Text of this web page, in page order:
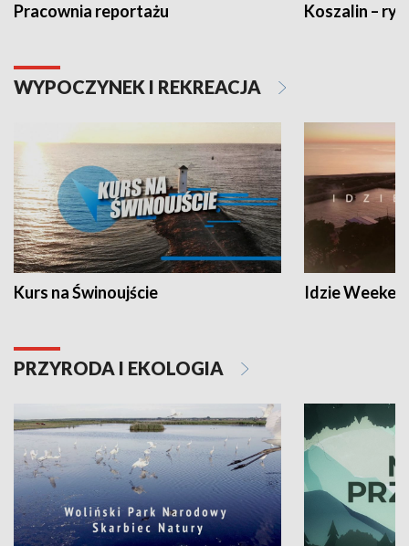
Pracownia reportażu Koszalin –
WYPOCZYNEK I REKREACJA
Kurs na Świnoujście Idzie
PRZYRODA I EKOLOGIA